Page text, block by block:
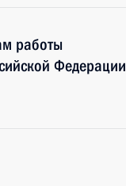
работы
Федерации